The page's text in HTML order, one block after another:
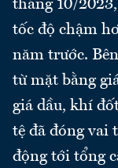
tháng 10/
tốc độ chậm
năm trước.
từ mặt bằng
giá dầu, khí
tệ đã đóng vai
động tới tổng